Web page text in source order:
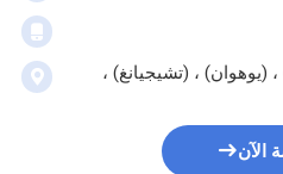
، (يوهوان) ، (تشيجيانغ) ،
الآن